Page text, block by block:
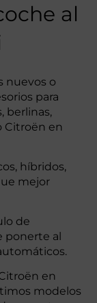
al
nuevos o
para
berlinas,
Citroën en
híbridos,
mejor
de
ponerte al
en
modelos